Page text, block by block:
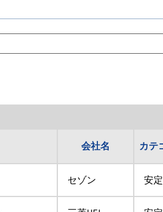
会社名 カテ
セゾン 安